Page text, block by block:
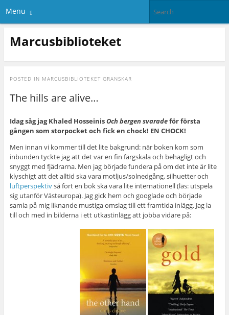
Menu
Marcusbiblioteket
POSTED IN MARCUSBIBLIOTEKET GRANSKAR
The hills are alive…
Idag såg jag Khaled HosseinisOch bergen svaradeför första
gången som storpocket och fick en chock! EN CHOCK!
Men innan vi kommer till det lite bakgrund: när boken kom som
inbunden tyckte jag att det var en fin färgskala och behagligt och
snyggt med fjädrarna. Men jag började fundera på om det inte är lite
klyschigt att det alltid ska vara motljus/solnedgång, silhuetter och
luftperspektivså fort en bok ska vara lite internationell (läs: utspela
sig utanför Västeuropa). Jag gick hem och googlade och började
samla på mig liknande mustiga omslag till ett framtida inlägg. Jag la
till och med in bilderna i ett utkastinlägg att jobba vidare på: